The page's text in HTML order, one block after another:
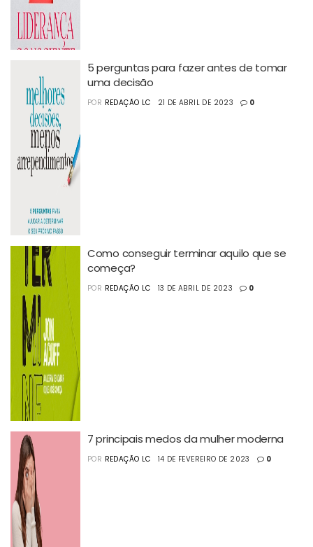
5 perguntas para fazer antes de tomar
uma decisão
POR REDAÇÃO LC 21 DE ABRIL DE 2023 0
Como conseguir terminar aquilo que se
começa?
POR REDAÇÃO LC 13 DE ABRIL DE 2023 0
7 principais medos da mulher moderna
POR REDAÇÃO LC 14 DE FEVEREIRO DE 2023 0